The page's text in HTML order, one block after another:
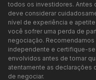
todos os investidores. Antes
deve considerar
nível de experiência e
você sofrer uma perda de
negociação.
independente e certifique-
envolvidos antes de tomar
atentamente as declarações
de negociar.